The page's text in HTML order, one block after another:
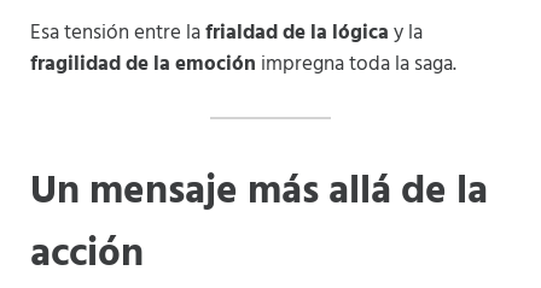
Esa tensión entre lafrialdad de la lógicay la
fragilidad de la emoción impregna toda la saga.
Un mensaje más allá de la
acción